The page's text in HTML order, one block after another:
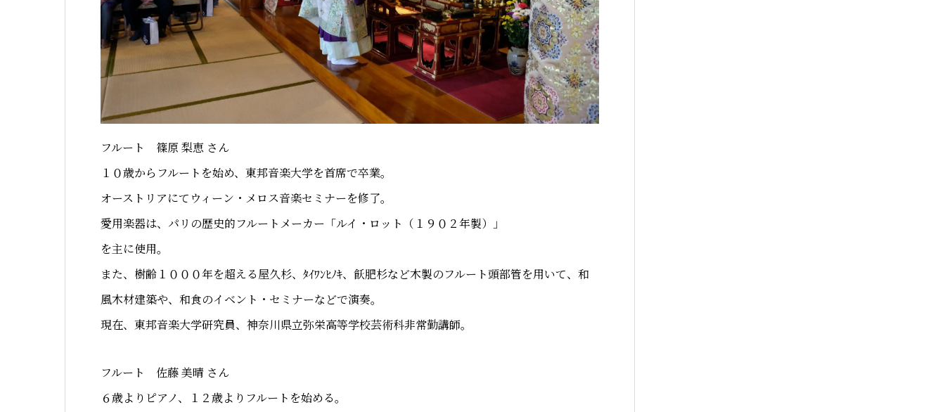
フルート 篠原 梨恵 さん
１０歳からフルートを始め、東邦音楽大学を首席で卒業。
オーストリアにてウィーン・メロス音楽セミナーを修了。
愛用楽器は、パリの歴史的フルートメーカー「ルイ・ロット（１９０２年製）」
を主に使用。
また、樹齢１０００年を超える屋久杉、ﾀｲﾜﾝﾋﾉｷ、飫肥杉など木製のフルート頭部管を用いて、和
風木材建築や、和食のイベント・セミナーなどで演奏。
現在、東邦音楽大学研究員、神奈川県立弥栄高等学校芸術科非常勤講師。
フルート 佐藤 美晴 さん
６歳よりピアノ、１２歳よりフルートを始める。